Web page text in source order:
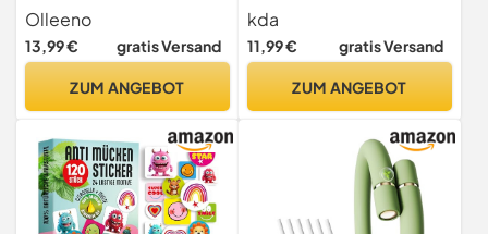
Insektenschutz Armbänder
für Outdoor Camping
Wandern Sport Anti
mit verstellbarem
Nachfüll-Pellets)
Olleeno
13,99 € gratis Versand
ZUM ANGEBOT
für Kinder - Sicherer
Mückenschutz - Baustelle
& Hund/Katze Design -
Urlaub Sommer Anti Mücke
kda
11,99 € gratis Versand
ZUM ANGEBOT